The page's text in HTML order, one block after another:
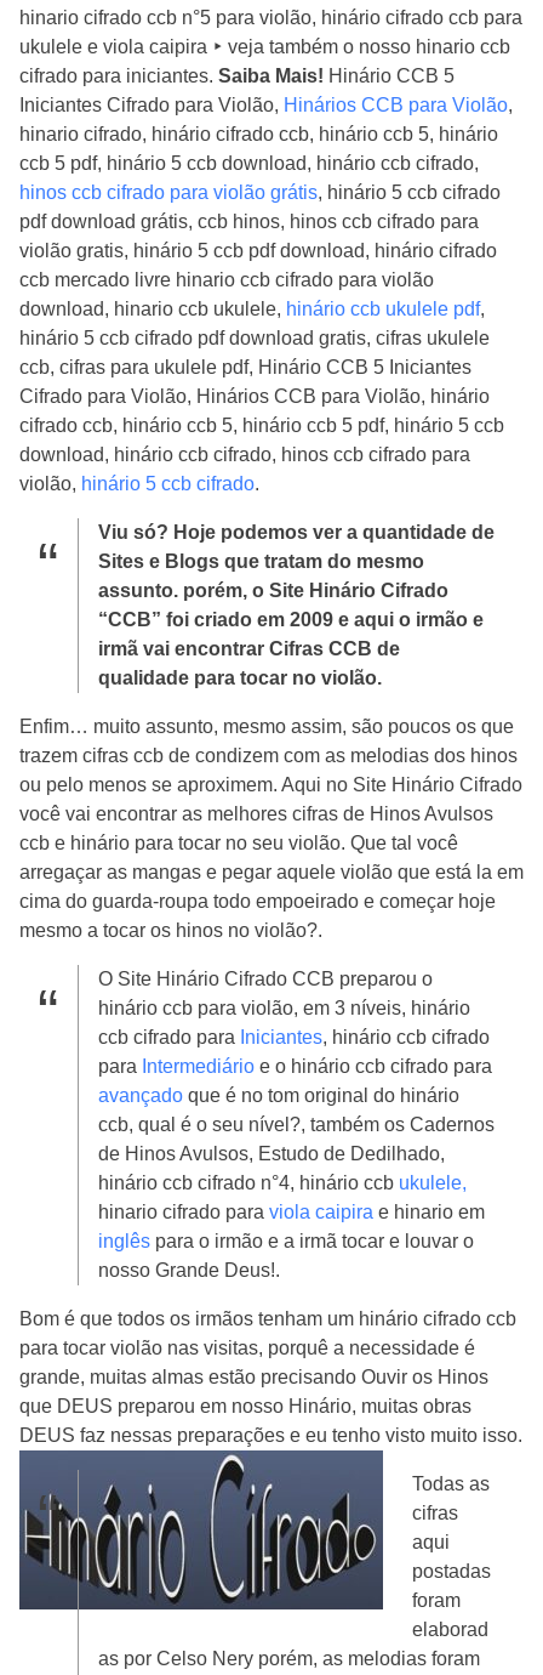
hinario cifrado ccb n°5 para violão, hinário cifrado ccb para
ukulele e viola caipira ‣ veja também o nosso hinario ccb
cifrado para iniciantes. Saiba Mais! Hinário CCB 5
Iniciantes Cifrado para Violão, Hinários CCB para Violão,
hinario cifrado, hinário cifrado ccb, hinário ccb 5, hinário
ccb 5 pdf, hinário 5 ccb download, hinário ccb cifrado,
hinos ccb cifrado para violão grátis, hinário 5 ccb cifrado
pdf download grátis, ccb hinos, hinos ccb cifrado para
violão gratis, hinário 5 ccb pdf download, hinário cifrado
ccb mercado livre hinario ccb cifrado para violão
download, hinario ccb ukulele, hinário ccb ukulele pdf,
hinário 5 ccb cifrado pdf download gratis, cifras ukulele
ccb, cifras para ukulele pdf, Hinário CCB 5 Iniciantes
Cifrado para Violão, Hinários CCB para Violão, hinário
cifrado ccb, hinário ccb 5, hinário ccb 5 pdf, hinário 5 ccb
download, hinário ccb cifrado, hinos ccb cifrado para
violão, hinário 5 ccb cifrado.
Viu só? Hoje podemos ver a quantidade de
Sites e Blogs que tratam do mesmo
assunto. porém, o Site Hinário Cifrado
“CCB” foi criado em 2009 e aqui o irmão e
irmã vai encontrar Cifras CCB de
qualidade para tocar no violão.
Enfim… muito assunto, mesmo assim, são poucos os que
trazem cifras ccb de condizem com as melodias dos hinos
ou pelo menos se aproximem. Aqui no Site Hinário Cifrado
você vai encontrar as melhores cifras de Hinos Avulsos
ccb e hinário para tocar no seu violão. Que tal você
arregaçar as mangas e pegar aquele violão que está la em
cima do guarda-roupa todo empoeirado e começar hoje
mesmo a tocar os hinos no violão?.
O Site Hinário Cifrado CCB preparou o
hinário ccb para violão, em 3 níveis, hinário
ccb cifrado para Iniciantes, hinário ccb cifrado
para Intermediário e o hinário ccb cifrado para
avançado que é no tom original do hinário
ccb, qual é o seu nível?, também os Cadernos
de Hinos Avulsos, Estudo de Dedilhado,
hinário ccb cifrado n°4, hinário ccb ukulele,
hinario cifrado para viola caipira e hinario em
inglês para o irmão e a irmã tocar e louvar o
nosso Grande Deus!.
Bom é que todos os irmãos tenham um hinário cifrado ccb
para tocar violão nas visitas, porquê a necessidade é
grande, muitas almas estão precisando Ouvir os Hinos
que DEUS preparou em nosso Hinário, muitas obras
DEUS faz nessas preparações e eu tenho visto muito isso.
Todas as
cifras
aqui
postadas
foram
elaborad
as por Celso Nery porém, as melodias foram